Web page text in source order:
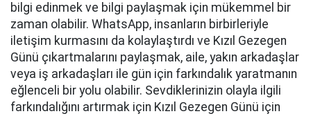
bilgi edinmek ve bilgi paylaşmak için mükemmel bir
zaman olabilir. WhatsApp, insanların birbirleriyle
iletişim kurmasını da kolaylaştırdı ve Kızıl Gezegen
Günü çıkartmalarını paylaşmak, aile, yakın arkadaşlar
veya iş arkadaşları ile gün için farkındalık yaratmanın
eğlenceli bir yolu olabilir. Sevdiklerinizin olayla ilgili
farkındalığını artırmak için Kızıl Gezegen Günü için